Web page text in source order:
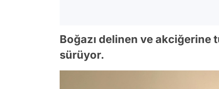
Boğazı delinen ve
sürüyor.